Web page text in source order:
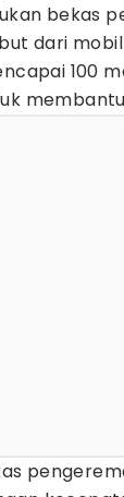
bekas
dari
100